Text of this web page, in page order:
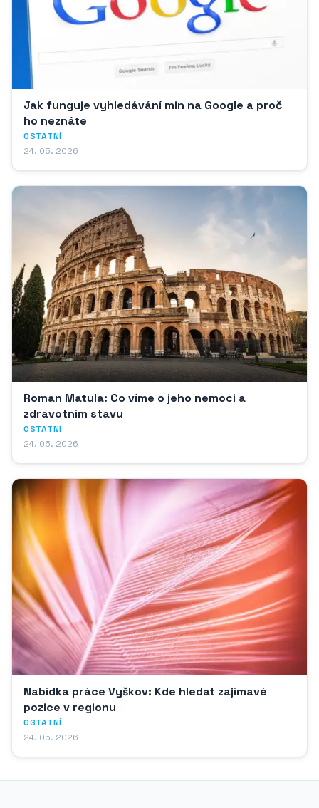
Jak funguje vyhledávání min na Google a proč
ho neznáte
OSTATNÍ
24. 05. 2026
Roman Matula: Co víme o jeho nemoci a
zdravotním stavu
OSTATNÍ
24. 05. 2026
Nabídka práce Vyškov: Kde hledat zajímavé
pozice v regionu
OSTATNÍ
24. 05. 2026